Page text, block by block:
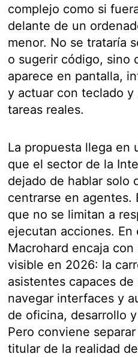
complejo como si
delante de un
menor. No se trataría
o sugerir código, sino
aparece en pantalla,
y actuar con teclado
tareas reales.
La propuesta llega en
que el sector de la
dejado de hablar solo
centrarse en agentes.
que no se limitan a
ejecutan acciones. En
Macrohard encaja
visible en 2026: la
asistentes capaces
navegar interfaces y
de oficina, desarrollo
Pero conviene
titular de la realidad